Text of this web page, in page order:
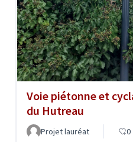
Voie piétonne et
du Hutreau
Projet lauréat 0